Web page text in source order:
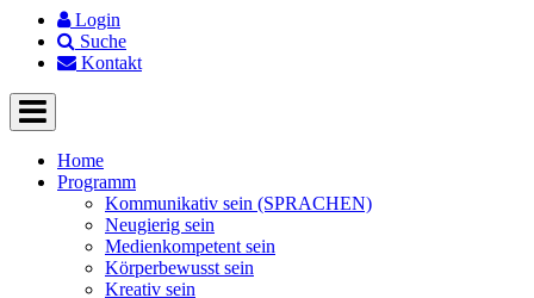
Login
Suche
Kontakt
Home
Programm
Kommunikativ sein (SPRACHEN)
Neugierig sein
Medienkompetent sein
Körperbewusst sein
Kreativ sein